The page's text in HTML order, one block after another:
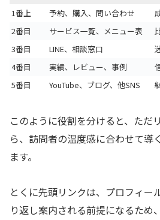
1番上
予約、購入、問い合わせ
2番目
サービス一覧、メニュー表
3番目
LINE、相談窓口
4番目
実績、レビュー、事例
5番目
YouTube、ブログ、他SNS
このように役割を分けると、ただ
ら、訪問者の温度感に合わせて導
ます。
とくに先頭リンクは、プロフィー
り返し案内される前提になるため